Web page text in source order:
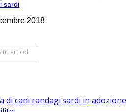
sardi
2018
articoli
di cani randagi sardi in adozione